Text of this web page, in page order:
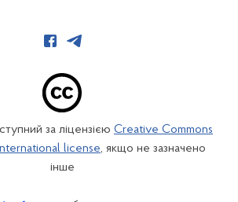
за ліцензією Creative Commons
license, якщо не зазначено
інше